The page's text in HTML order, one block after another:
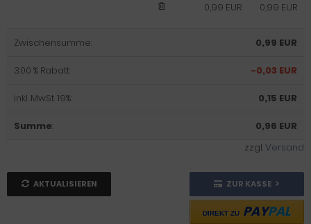
0,99 EUR
0,99 EUR
Zwischensumme: 0,99 EUR
3.00 % Rabatt: -0,03 EUR
inkl. MwSt. 19%: 0,15 EUR
Summe:
0,96 EUR
zzgl.Versand
AKTUALISIEREN ZUR KASSE
DIREKT ZU PAYPAL